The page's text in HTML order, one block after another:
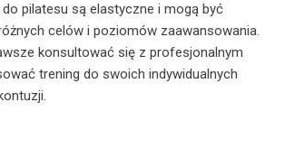
pilatesu są elastyczne i mogą być
celów i poziomów zaawansowania.
konsultować się z profesjonalnym
trening do swoich indywidualnych